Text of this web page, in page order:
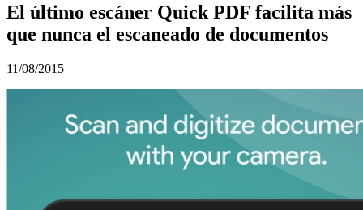
El último escáner Quick PDF facilita más
que nunca el escaneado de documentos
11/08/2015